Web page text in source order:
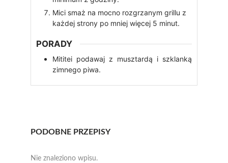
Mici smaż na mocno rozgrzanym grillu z
każdej strony po mniej więcej 5 minut.
PORADY
Mititei podawaj z musztardą i szklanką
zimnego piwa.
PODOBNE PRZEPISY
Nie znaleziono wpisu.